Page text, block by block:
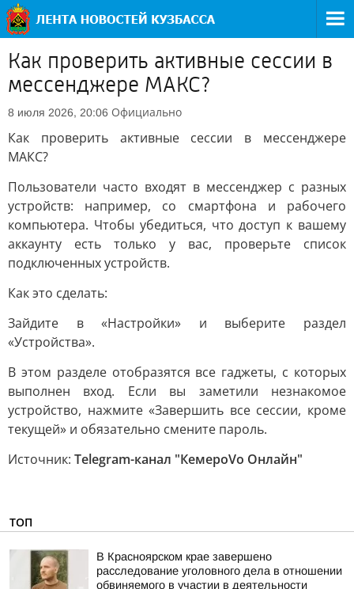
Как проверить активные сессии в
мессенджере МАКС?
8 июля 2026, 20:06 Официально
Как проверить активные сессии в мессенджере
МАКС?
Пользователи часто входят в мессенджер с разных
устройств: например, со смартфона и рабочего
компьютера. Чтобы убедиться, что доступ к вашему
аккаунту есть только у вас, проверьте список
подключенных устройств.
Как это сделать:
Зайдите в «Настройки» и выберите раздел
«Устройства».
В этом разделе отобразятся все гаджеты, с которых
выполнен вход. Если вы заметили незнакомое
устройство, нажмите «Завершить все сессии, кроме
текущей» и обязательно смените пароль.
Источник: Telegram-канал "КемероVо Онлайн"
ТОП
В Красноярском крае завершено
расследование уголовного дела в отношении
обвиняемого в участии в деятельности